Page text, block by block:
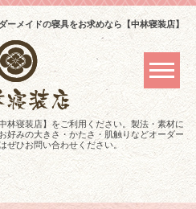
メイドの寝具をお求めなら【中林寝装店】
林寝装店】をご利用ください。製法・素材に
好みの大きさ・かたさ・肌触りなどオーダー
ぜひお問い合わせください。